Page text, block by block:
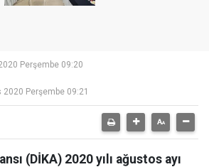
Perşembe 09:20
Perşembe 09:21
(DİKA) 2020 yılı ağustos ayı